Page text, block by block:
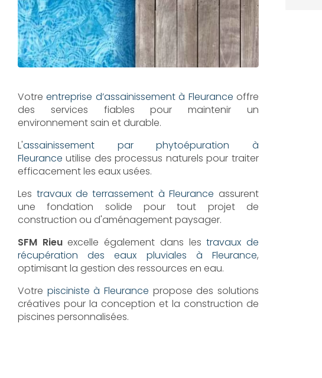
Votreentreprise d’assainissement à Fleurance offre
des services fiables pour maintenir un
environnement sain et durable.
L'assainissement par phytoépuration à
Fleurance utilise des processus naturels pour traiter
efficacement les eaux usées.
Les travaux de terrassement à Fleurance assurent
une fondation solide pour tout projet de
construction ou d'aménagement paysager.
SFM Rieuexcelle également dans lestravaux de
récupération des eaux pluviales à Fleurance,
optimisant la gestion des ressources en eau.
Votre pisciniste à Fleurance propose des solutions
créatives pour la conception et la construction de
piscines personnalisées.